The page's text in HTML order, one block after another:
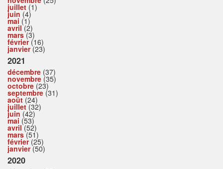
juillet (1)
juin (4)
mai (1)
avril(2)
mars(3)
février(16)
janvier(23)
2021
décembre (37)
novembre (35)
octobre (23)
septembre (31)
août (24)
juillet(32)
juin (42)
mai (53)
avril(52)
mars(51)
février(25)
janvier(50)
2020